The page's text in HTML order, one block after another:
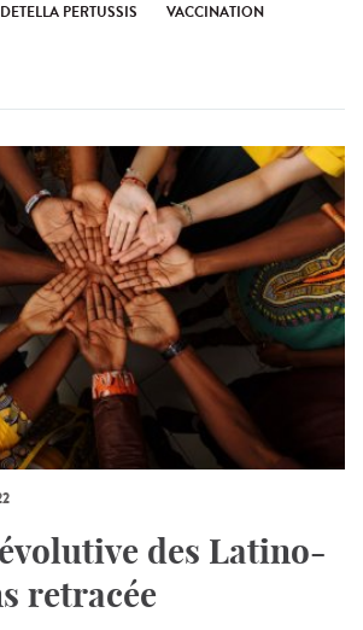
PERTUSSIS VACCINATION
des Latino-
retracée